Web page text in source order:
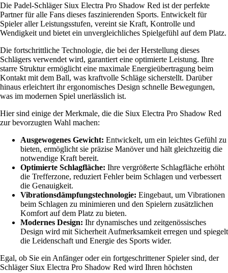
Die Padel-Schläger Siux Electra Pro Shadow Red ist der perfekte
Partner für alle Fans dieses faszinierenden Sports. Entwickelt für
Spieler aller Leistungsstufen, vereint sie Kraft, Kontrolle und
Wendigkeit und bietet ein unvergleichliches Spielgefühl auf dem Platz.
Die fortschrittliche Technologie, die bei der Herstellung dieses
Schlägers verwendet wird, garantiert eine optimierte Leistung. Ihre
starre Struktur ermöglicht eine maximale Energieübertragung beim
Kontakt mit dem Ball, was kraftvolle Schläge sicherstellt. Darüber
hinaus erleichtert ihr ergonomisches Design schnelle Bewegungen,
was im modernen Spiel unerlässlich ist.
Hier sind einige der Merkmale, die die Siux Electra Pro Shadow Red
zur bevorzugten Wahl machen:
Ausgewogenes Gewicht: Entwickelt, um ein leichtes Gefühl zu
bieten, ermöglicht sie präzise Manöver und hält gleichzeitig die
notwendige Kraft bereit.
Optimierte Schlagfläche: Ihre vergrößerte Schlagfläche erhöht
die Trefferzone, reduziert Fehler beim Schlagen und verbessert
die Genauigkeit.
Vibrationsdämpfungstechnologie: Eingebaut, um Vibrationen
beim Schlagen zu minimieren und den Spielern zusätzlichen
Komfort auf dem Platz zu bieten.
Modernes Design: Ihr dynamisches und zeitgenössisches
Design wird mit Sicherheit Aufmerksamkeit erregen und spiegelt
die Leidenschaft und Energie des Sports wider.
Egal, ob Sie ein Anfänger oder ein fortgeschrittener Spieler sind, der
Schläger Siux Electra Pro Shadow Red wird Ihren höchsten